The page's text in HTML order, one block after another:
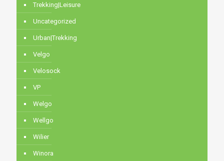
Trekking|Leisure
Uncategorized
Urban|Trekking
Velgo
Velosock
VP
Welgo
Wellgo
Wilier
Winora